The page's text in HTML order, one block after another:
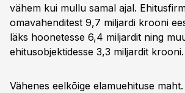
vähem kui mullu samal ajal.
omavahenditest 9,7 miljardi krooni
läks hoonetesse 6,4 miljardit ning
ehitusobjektidesse 3,3 miljardit krooni.
Vähenes eelkõige elamuehituse